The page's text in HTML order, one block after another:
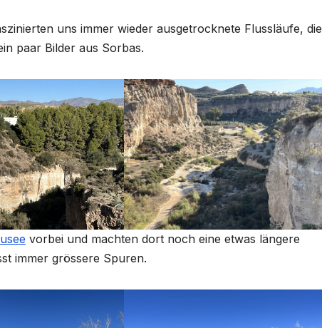
uns immer wieder ausgetrocknete Flussläufe, die
paar Bilder aus Sorbas.
vorbei und machten dort noch eine etwas längere
immer grössere Spuren.